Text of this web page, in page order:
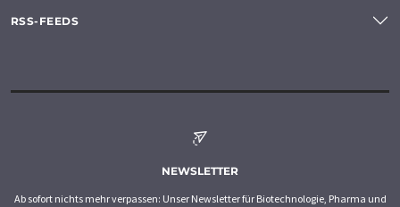
RSS-FEEDS
NEWSLETTER
Ab sofort nichts mehr verpassen: Unser Newsletter für Biotechnologie, Pharma und